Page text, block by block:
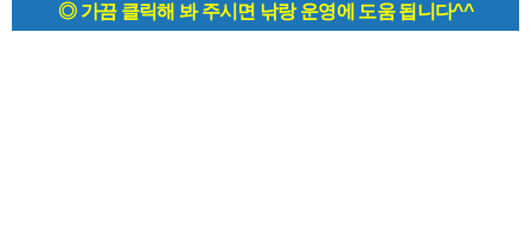
◎ 가끔 클릭해 봐 주시면 낚랑 운영에 도움 됩니다^^